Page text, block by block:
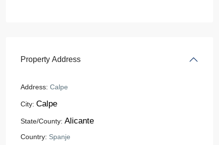
Property Address
Address: Calpe
City: Calpe
State/County: Alicante
Country: Spanje